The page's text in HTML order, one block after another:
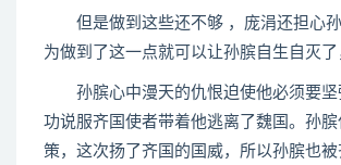
但是做到这些还不够 ，庞涓还担心孙
为做到了这一点就可以让孙膑自生自灭了
孙膑心中漫天的仇恨迫使他必须要坚
功说服齐国使者带着他逃离了魏国。孙
策，这次扬了齐国的国威，所以孙膑也